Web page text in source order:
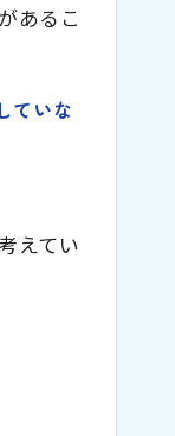
あるこ
ていな
えてい